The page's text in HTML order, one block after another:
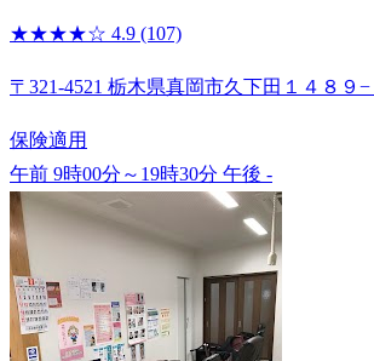
★★★★☆ 4.9 (107)
〒321-4521 栃木県真岡市久下田１４８９−
保険適用
午前 9時00分～19時30分 午後 -